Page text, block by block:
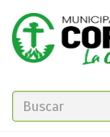
Pasar
contenido
principal